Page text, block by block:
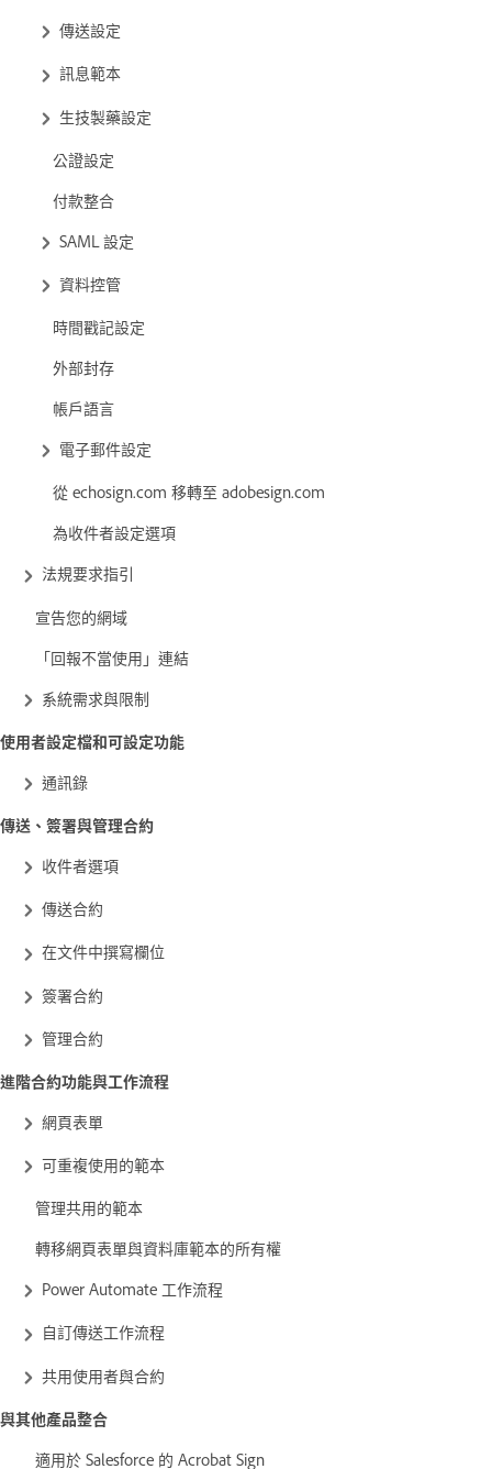
傳送設定
訊息範本
生技製藥設定
公證設定
付款整合
SAML 設定
資料控管
時間戳記設定
外部封存
帳戶語言
電子郵件設定
從 echosign.com 移轉至 adobesign.com
為收件者設定選項
法規要求指引
宣告您的網域
「回報不當使用」連結
系統需求與限制
使用者設定檔和可設定功能
通訊錄
傳送、簽署與管理合約
收件者選項
傳送合約
在文件中撰寫欄位
簽署合約
管理合約
進階合約功能與工作流程
網頁表單
可重複使用的範本
管理共用的範本
轉移網頁表單與資料庫範本的所有權
Power Automate 工作流程
自訂傳送工作流程
共用使用者與合約
與其他產品整合
適用於 Salesforce 的 Acrobat Sign